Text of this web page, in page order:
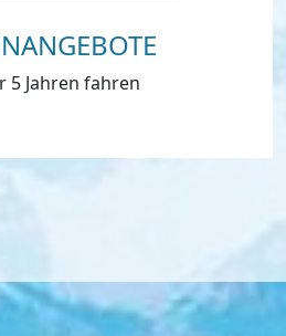
5 Jahren fahren